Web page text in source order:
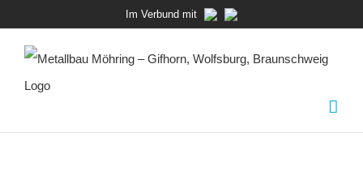
springen
Im Verbund mit